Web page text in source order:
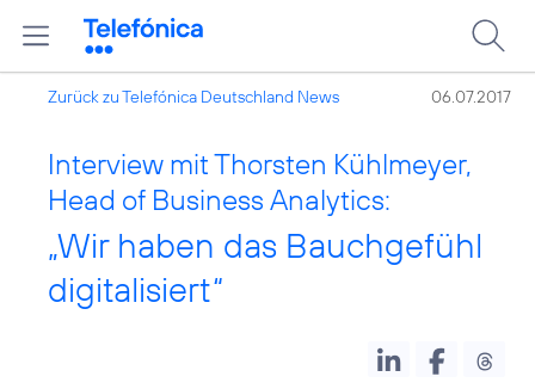
Zurück zu Telefónica Deutschland News 06.07.2017
Interview mit Thorsten Kühlmeyer,
Head of Business Analytics:
„Wir haben das Bauchgefühl
digitalisiert“